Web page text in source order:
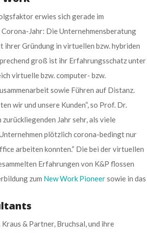
erwies sich gerade im
Jahr: Die Unternehmensberatung
ihrer Gründung in virtuellen bzw. hybriden
groß ist ihr Erfahrungsschatz unter
virtuelle bzw. computer- bzw.
sowie Führen auf Distanz.
wir und unsere Kunden“, so Prof. Dr.
zurückliegenden Jahr sehr, als viele
plötzlich corona-bedingt nur
arbeiten konnten.“ Die bei der virtuellen
Erfahrungen von K&P flossen
zum New Work Pioneersowie in das
& Partner, Bruchsal, und ihre